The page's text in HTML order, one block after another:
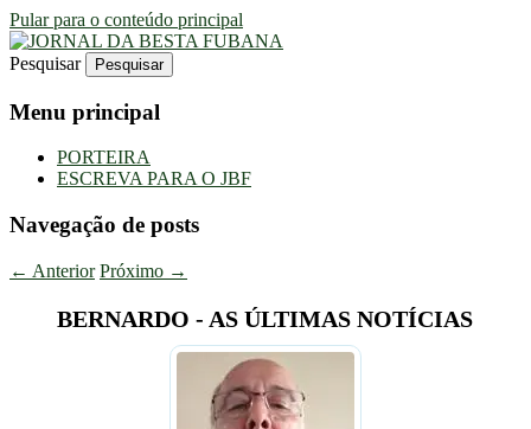
Pular para o conteúdo principal
JORNAL DA BESTA FUBANA
Uma Gazeta Escrota
Pesquisar
Menu principal
PORTEIRA
ESCREVA PARA O JBF
Navegação de posts
← Anterior Próximo →
BERNARDO - AS ÚLTIMAS NOTÍCIAS